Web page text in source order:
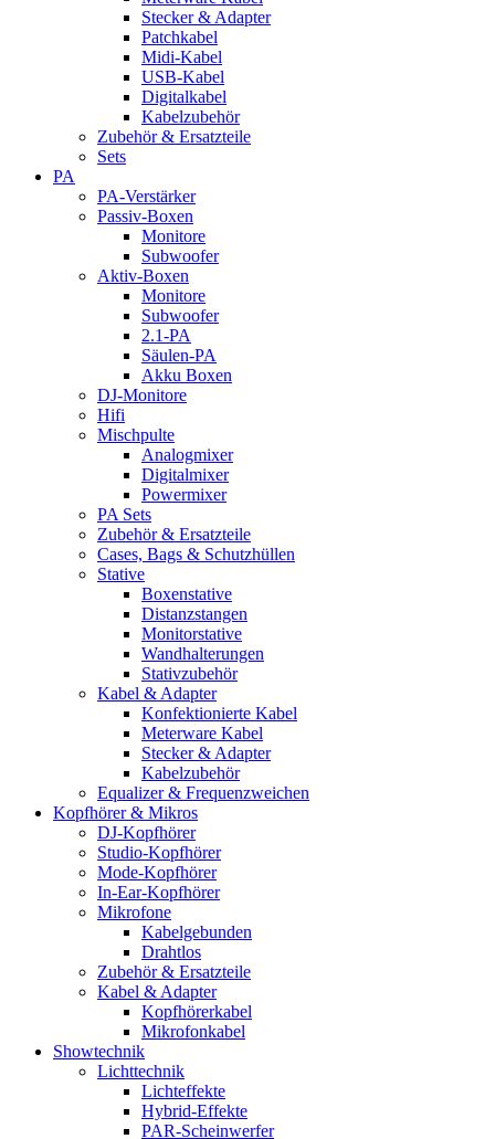
Stecker & Adapter
Patchkabel
Midi-Kabel
USB-Kabel
Digitalkabel
Kabelzubehör
Zubehör & Ersatzteile
Sets
PA
PA-Verstärker
Passiv-Boxen
Monitore
Subwoofer
Aktiv-Boxen
Monitore
Subwoofer
2.1-PA
Säulen-PA
Akku Boxen
DJ-Monitore
Hifi
Mischpulte
Analogmixer
Digitalmixer
Powermixer
PA Sets
Zubehör & Ersatzteile
Cases, Bags & Schutzhüllen
Stative
Boxenstative
Distanzstangen
Monitorstative
Wandhalterungen
Stativzubehör
Kabel & Adapter
Konfektionierte Kabel
Meterware Kabel
Stecker & Adapter
Kabelzubehör
Equalizer & Frequenzweichen
Kopfhörer & Mikros
DJ-Kopfhörer
Studio-Kopfhörer
Mode-Kopfhörer
In-Ear-Kopfhörer
Mikrofone
Kabelgebunden
Drahtlos
Zubehör & Ersatzteile
Kabel & Adapter
Kopfhörerkabel
Mikrofonkabel
Showtechnik
Lichttechnik
Lichteffekte
Hybrid-Effekte
PAR-Scheinwerfer